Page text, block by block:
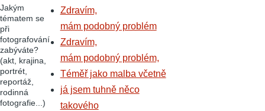
Jakým
tématem se
při
fotografování
zabýváte?
(akt, krajina,
portrét,
reportáž,
rodinná
fotografie...)
Zdravím,
mám podobný problém
Zdravím,
mám podobný problém,
Téměř jako malba včetně
já jsem tuhně něco
takového